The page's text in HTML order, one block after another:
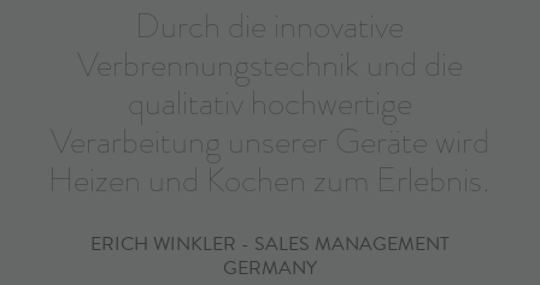
Durch die innovative
Verbrennungstechnik und die
qualitativ hochwertige
Verarbeitung unserer Geräte wird
Heizen und Kochen zum Erlebnis.
ERICH WINKLER - SALES MANAGEMENT
GERMANY